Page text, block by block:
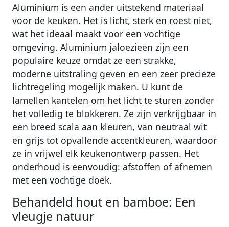
Aluminium is een ander uitstekend materiaal
voor de keuken. Het is licht, sterk en roest niet,
wat het ideaal maakt voor een vochtige
omgeving. Aluminium jaloezieën zijn een
populaire keuze omdat ze een strakke,
moderne uitstraling geven en een zeer precieze
lichtregeling mogelijk maken. U kunt de
lamellen kantelen om het licht te sturen zonder
het volledig te blokkeren. Ze zijn verkrijgbaar in
een breed scala aan kleuren, van neutraal wit
en grijs tot opvallende accentkleuren, waardoor
ze in vrijwel elk keukenontwerp passen. Het
onderhoud is eenvoudig: afstoffen of afnemen
met een vochtige doek.
Behandeld hout en bamboe: Een
vleugje natuur